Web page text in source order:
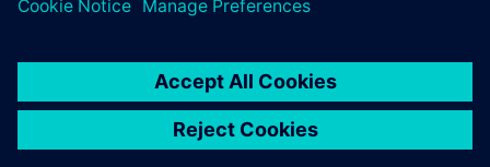
Condizioni di utilizzo
ID digitale
Segnalazione di irregolarità